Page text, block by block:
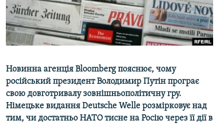
СВІДЧЕННЯ ОКУПАЦІЇ
УКРАЇНСЬКА ПРОБЛЕМА КРИМУ
ІНФОГРАФІКА
Qırımtatar
ДОЛУЧАЙСЯ!
Усі сайти RFE/RL
Новинна агенція Bloomberg пояснює, чому
російський президент Володимир Путін програє
свою довготривалу зовнішньополітичну гру.
Німецьке видання Deutsche Welle розмірковує над
тим, чи достатньо НАТО тисне на Росію через її дії в